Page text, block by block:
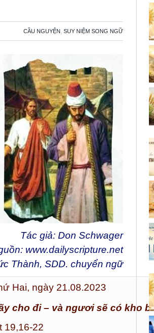
CẦU NGUYỆN SUY NIỆM SONG NGỮ
Tác giả: Don Schwager
www.dailyscripture.net
Thành, SDD. chuyển ngữ
Hai, ngày 21.08.2023
cho đi – và ngươi sẽ có kho
19,16-22